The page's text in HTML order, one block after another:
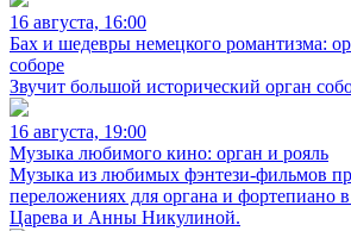
16 августа, 16:00
Бах и шедевры немецкого романтизма:
соборе
Звучит большой исторический орган
16 августа, 19:00
Музыка любимого кино: орган и рояль
Музыка из любимых фэнтези-фильмов
переложениях для органа и фортепиано
Царева и Анны Никулиной.